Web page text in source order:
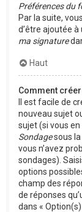
Préférences du
Par la suite,
d’être ajoutée
ma signature
Haut
Comment
Il est facile de
nouveau sujet
sujet (si vous
Sondagesous la
vous n’avez
sondages).
options
champ des
de réponses
dans «